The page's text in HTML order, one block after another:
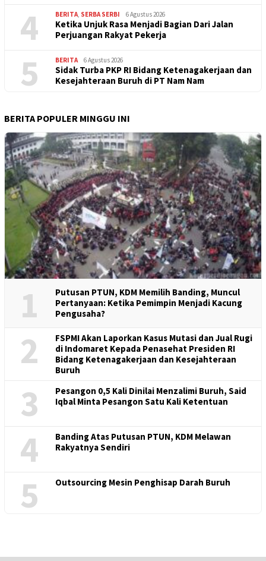
4 BERITA SERBA SERBI 6 Agustus 2026
Ketika Unjuk Rasa Menjadi Bagian Dari Jalan
Perjuangan Rakyat Pekerja
5 BERITA 6 Agustus 2026
Sidak Turba PKP RI Bidang Ketenagakerjaan dan
Kesejahteraan Buruh di PT Nam Nam
BERITA POPULER MINGGU INI
1
Putusan PTUN, KDM Memilih Banding, Muncul
Pertanyaan: Ketika Pemimpin Menjadi Kacung
Pengusaha?
2
FSPMI Akan Laporkan Kasus Mutasi dan Jual Rugi
di Indomaret Kepada Penasehat Presiden RI
Bidang Ketenagakerjaan dan Kesejahteraan
Buruh
3
Pesangon 0,5 Kali Dinilai Menzalimi Buruh, Said
Iqbal Minta Pesangon Satu Kali Ketentuan
4
Banding Atas Putusan PTUN, KDM Melawan
Rakyatnya Sendiri
5 Outsourcing Mesin Penghisap Darah Buruh